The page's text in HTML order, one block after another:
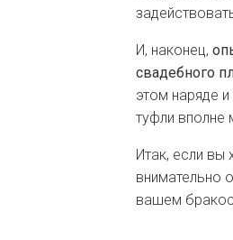
И, наконец,
свадебного
этом наряде
туфли
Итак, если
внимательно
вашем